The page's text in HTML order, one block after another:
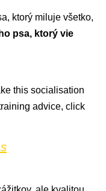
ktorý miluje všetko,
psa, ktorý vie
this socialisation
advice, click